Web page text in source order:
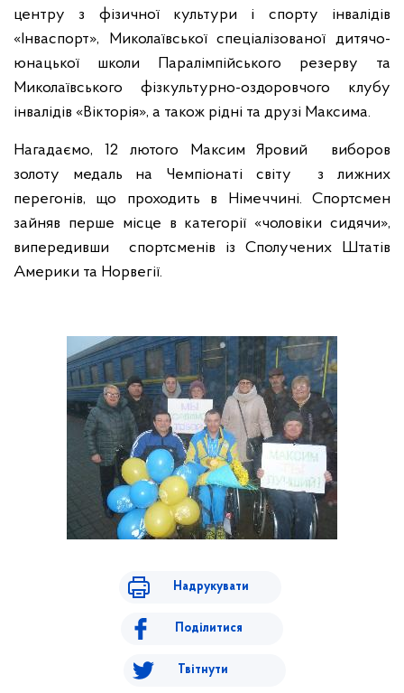
центру з фізичної культури і спорту інвалідів
«Інваспорт», Миколаївської спеціалізованої дитячо-
юнацької школи Паралімпійського резерву та
Миколаївського фізкультурно-оздоровчого клубу
інвалідів «Вікторія», а також рідні та друзі Максима.
Нагадаємо, 12 лютого Максим Яровий виборов
золоту медаль на Чемпіонаті світу з лижних
перегонів, що проходить в Німеччині. Спортсмен
зайняв перше місце в категорії «чоловіки сидячи»,
випередивши спортсменів із Сполучених Штатів
Америки та Норвегії.
Надрукувати
Поділитися
Твітнути